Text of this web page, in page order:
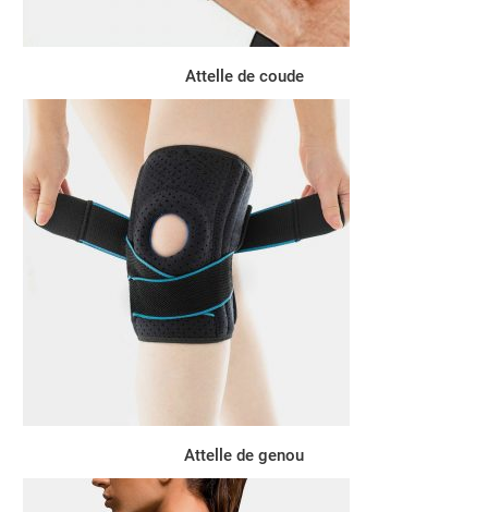
Attelle de coude
Attelle de genou